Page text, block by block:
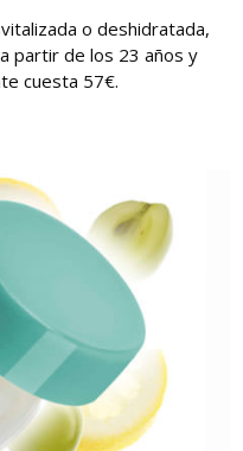
o deshidratada,
partir de los 23 años y
cuesta 57€.